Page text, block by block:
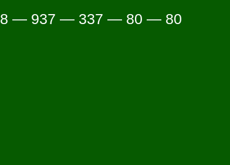
8 — 937 — 337 — 80 — 80